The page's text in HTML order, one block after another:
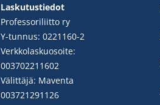
Laskutustiedot
Professoriliitto ry
Y-tunnus: 0221160-2
Verkkolaskuosoite:
003702211602
Välittäjä: Maventa
003721291126